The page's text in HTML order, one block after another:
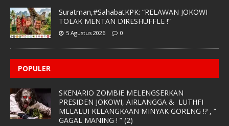
Suratman,#SahabatKPK: “RELAWAN JOKOWI
TOLAK MENTAN DIRESHUFFLE !”
5 Agustus 2026 0
POPULER
SKENARIO ZOMBIE MELENGSERKAN
PRESIDEN JOKOWI, AIRLANGGA & LUTHFI
MELALUI KELANGKAAN MINYAK GORENG !? , “
GAGAL MANING ! ” (2)